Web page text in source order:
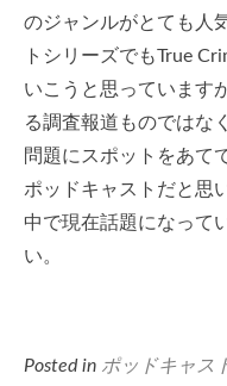
のジャンルがとても人
トシリーズでもTrue
いこうと思っています
る調査報道ものではな
問題にスポットをあて
ポッドキャストだと思
中で現在話題になって
い。
Posted in ポッドキャス